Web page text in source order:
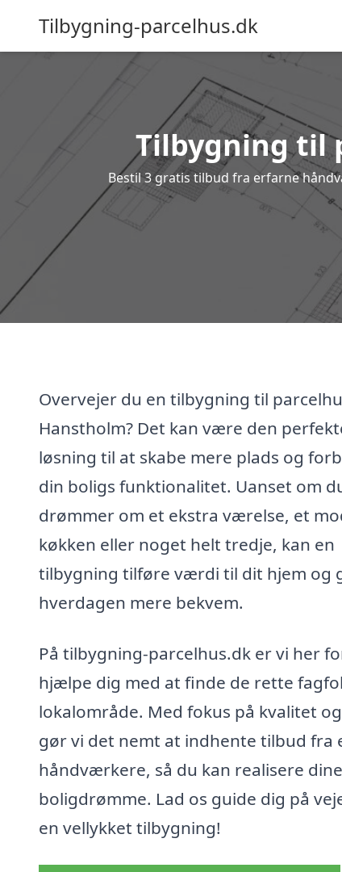
Tilbygning-parcelhus.dk
Tilbygning til
Bestil 3 gratis tilbud fra erfarne
Overvejer du en tilbygning til
Hanstholm? Det kan være den
løsning til at skabe mere plads og
din boligs funktionalitet. Uanset om
drømmer om et ekstra værelse, et
køkken eller noget helt tredje, kan en
tilbygning tilføre værdi til dit hjem og
hverdagen mere bekvem.
På tilbygning-parcelhus.dk er vi her
hjælpe dig med at finde de rette
lokalområde. Med fokus på kvalitet
gør vi det nemt at indhente tilbud fra
håndværkere, så du kan realisere dine
boligdrømme. Lad os guide dig på
en vellykket tilbygning!